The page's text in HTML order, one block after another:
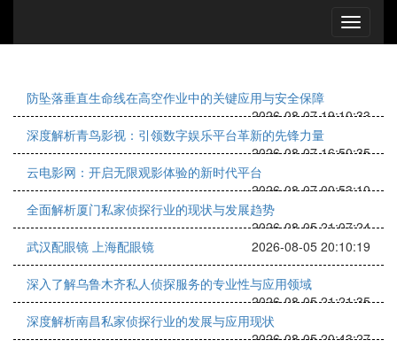
防坠落垂直生命线在高空作业中的关键应用与安全保障
2026-08-07 19:10:33
深度解析青鸟影视：引领数字娱乐平台革新的先锋力量
2026-08-07 16:50:35
云电影网：开启无限观影体验的新时代平台
2026-08-07 00:53:10
全面解析厦门私家侦探行业的现状与发展趋势
2026-08-05 21:07:24
武汉配眼镜 上海配眼镜
2026-08-05 20:10:19
深入了解乌鲁木齐私人侦探服务的专业性与应用领域
2026-08-05 21:21:35
深度解析南昌私家侦探行业的发展与应用现状
2026-08-05 20:43:27